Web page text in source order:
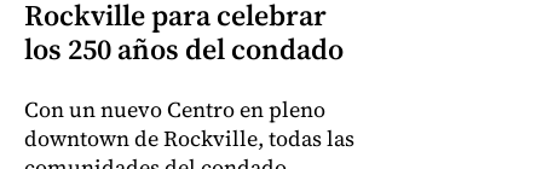
Rockville para celebrar
los 250 años del condado
Con un nuevo Centro en pleno
downtown de Rockville, todas las